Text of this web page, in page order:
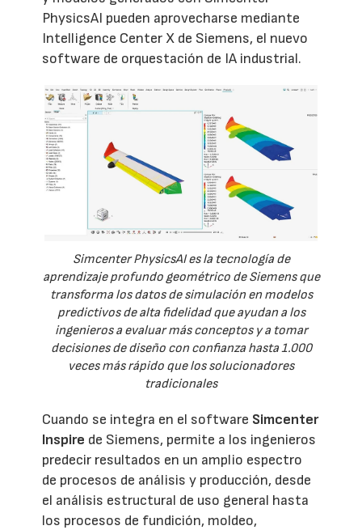
PhysicsAI pueden aprovecharse mediante
Intelligence Center X de Siemens, el nuevo
software de orquestación de IA industrial.
Simcenter PhysicsAI es la tecnología de
aprendizaje profundo geométrico de Siemens que
transforma los datos de simulación en modelos
predictivos de alta fidelidad que ayudan a los
ingenieros a evaluar más conceptos y a tomar
decisiones de diseño con confianza hasta 1.000
veces más rápido que los solucionadores
tradicionales
Cuando se integra en el software Simcenter
Inspire de Siemens, permite a los ingenieros
predecir resultados en un amplio espectro
de procesos de análisis y producción, desde
el análisis estructural de uso general hasta
los procesos de fundición, moldeo,